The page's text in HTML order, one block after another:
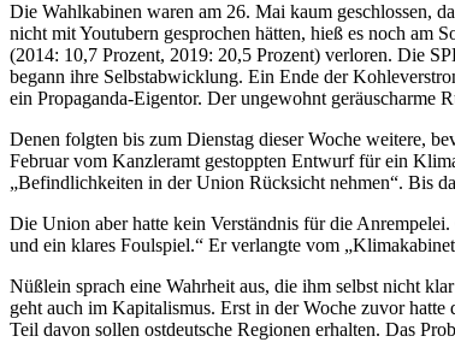
Die Wahlkabinen waren am 26. Mai kaum geschlossen,
nicht mit Youtubern gesprochen hätten, hieß es noch am
(2014: 10,7 Prozent, 2019: 20,5 Prozent) verloren. Die
begann ihre Selbstabwicklung. Ein Ende der
ein Propaganda-Eigentor. Der ungewohnt geräuscharme
Denen folgten bis zum Dienstag dieser Woche weitere,
Februar vom Kanzleramt gestoppten Entwurf für ein
„Befindlichkeiten in der Union Rücksicht nehmen“. Bis
Die Union aber hatte kein Verständnis für die
und ein klares Foulspiel.“ Er verlangte vom
Nüßlein sprach eine Wahrheit aus, die ihm selbst nicht
geht auch im Kapitalismus. Erst in der Woche zuvor
Teil davon sollen ostdeutsche Regionen erhalten. Das